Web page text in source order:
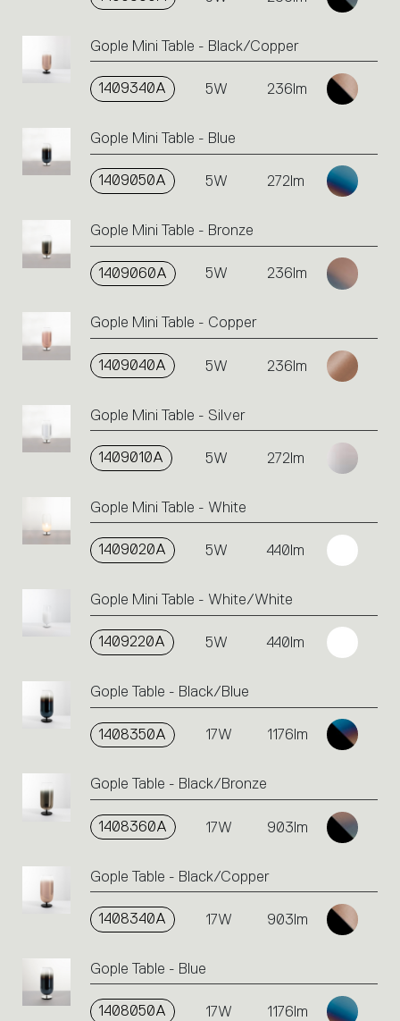
Gople Mini Table - Black/Copper
1409340A 5W 236lm
Gople Mini Table - Blue
1409050A 5W 272lm
Gople Mini Table - Bronze
1409060A 5W 236lm
Gople Mini Table - Copper
1409040A 5W 236lm
Gople Mini Table - Silver
1409010A 5W 272lm
Gople Mini Table - White
1409020A 5W 440lm
Gople Mini Table - White/White
1409220A 5W 440lm
Gople Table - Black/Blue
1408350A 17W 1176lm
Gople Table - Black/Bronze
1408360A 17W 903lm
Gople Table - Black/Copper
1408340A 17W 903lm
Gople Table - Blue
1408050A 17W 1176lm